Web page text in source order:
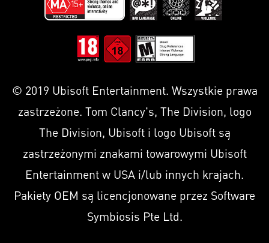
© 2019 Ubisoft Entertainment. Wszystkie prawa
zastrzeżone. Tom Clancy's, The Division, logo
The Division, Ubisoft i logo Ubisoft są
zastrzeżonymi znakami towarowymi Ubisoft
Entertainment w USA i/lub innych krajach.
Pakiety OEM są licencjonowane przez Software
Symbiosis Pte Ltd.